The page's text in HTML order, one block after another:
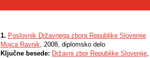
1. Poslovnik Državnega zbora Republike Slovenije
Mojca Ravnik, 2008, diplomsko delo
Ključne besede: Državni zbor Republike Slovenije,